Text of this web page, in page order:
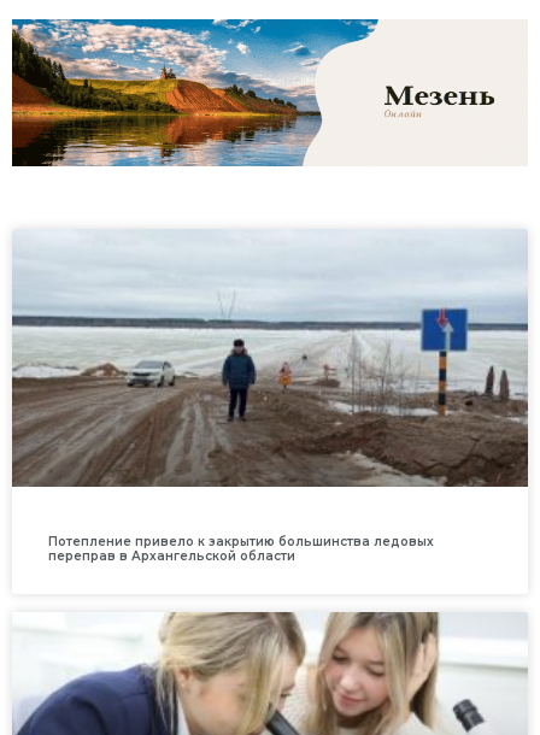
Потепление привело к закрытию большинства ледовых
переправ в Архангельской области